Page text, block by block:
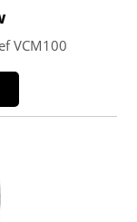
VCM100